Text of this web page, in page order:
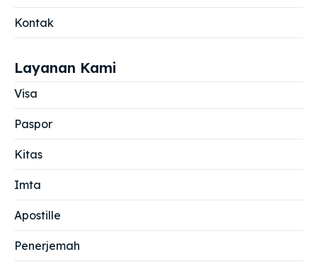
Kontak
Layanan Kami
Visa
Paspor
Kitas
Imta
Apostille
Penerjemah